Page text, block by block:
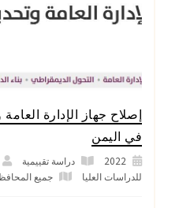
إصلاح جهاز الإدارة
في اليمن
دراسة تقييمية
للدراسات العليا
جميع